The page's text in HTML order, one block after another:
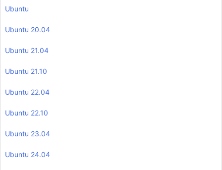
Ubuntu
Ubuntu 20.04
Ubuntu 21.04
Ubuntu 21.10
Ubuntu 22.04
Ubuntu 22.10
Ubuntu 23.04
Ubuntu 24.04